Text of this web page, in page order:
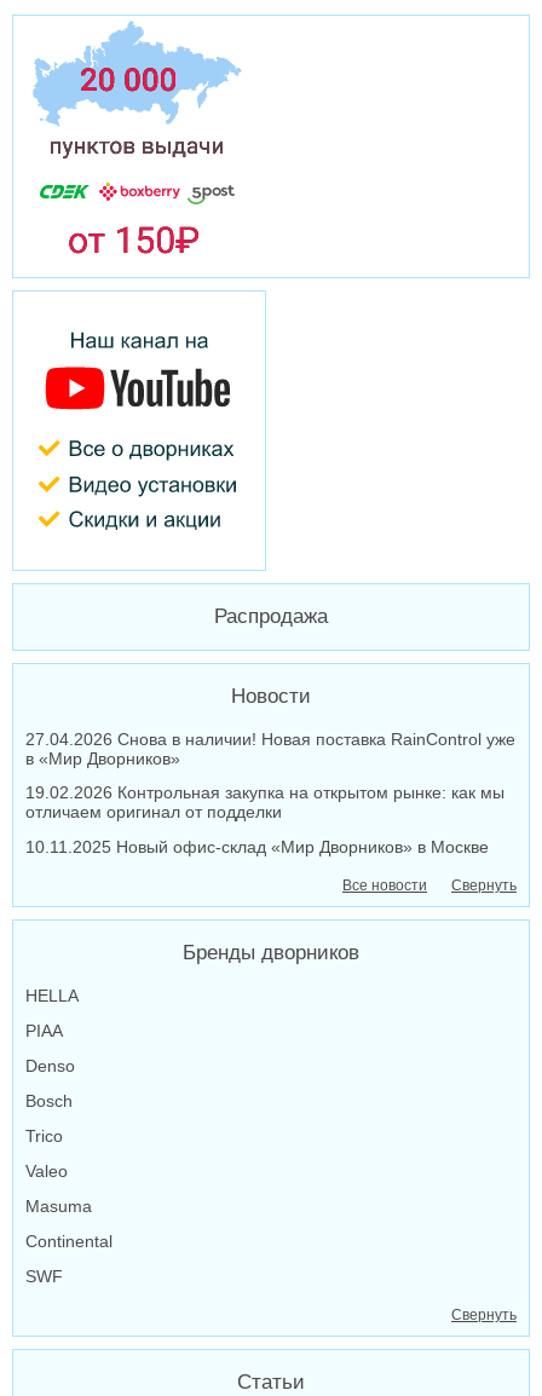
Распродажа
Новости
27.04.2026 Снова в наличии! Новая поставка RainControl уже
в «Мир Дворников»
19.02.2026 Контрольная закупка на открытом рынке: как мы
отличаем оригинал от подделки
10.11.2025 Новый офис-склад «Мир Дворников» в Москве
Свернуть
Все новости
Бренды дворников
HELLA
PIAA
Denso
Bosch
Trico
Valeo
Masuma
Continental
SWF
Свернуть
Статьи